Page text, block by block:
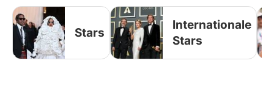
Stars
Internationale
Stars